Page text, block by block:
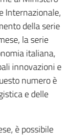
Internazionale,
della serie
la serie
italiana,
innovazioni e
numero è
e delle
è possibile